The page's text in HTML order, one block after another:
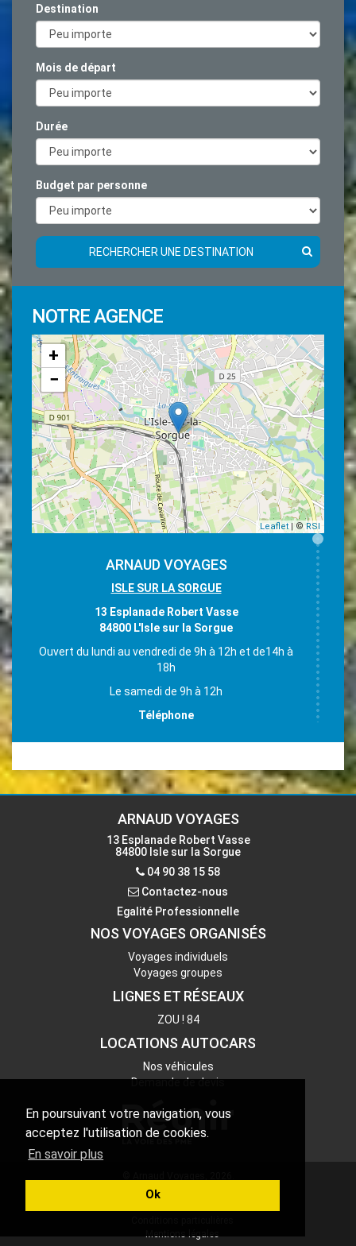
En poursuivant votre navigation, vous
acceptez l'utilisation de cookies.
En savoir plus
Ok
Destination
Mois de départ
Durée
Budget par personne
RECHERCHER UNE DESTINATION
NOTRE AGENCE
+
−
Leaflet| ©RSI
ARNAUD VOYAGES
ISLE SUR LA SORGUE
13 Esplanade Robert Vasse
84800 L'Isle sur la Sorgue
Ouvert du lundi au vendredi de 9h à 12h et de14h à
18h
Le samedi de 9h à 12h
Téléphone
accueil-isle@voyages-arnaud.fr
Contactez-nous
ARNAUD VOYAGES
13 Esplanade Robert Vasse
84800 Isle sur la Sorgue
04 90 38 15 58
Contactez-nous
Egalité Professionnelle
NOS VOYAGES ORGANISÉS
Voyages individuels
Voyages groupes
LIGNES ET RÉSEAUX
ZOU ! 84
LOCATIONS AUTOCARS
Nos véhicules
Demande de devis
Assurances
Mentions légales